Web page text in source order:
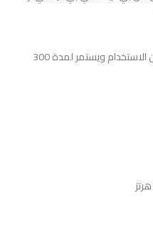
تصميم يوفر ما يصل إلى 30 ساعة من الاستخدام ويستمر لمدة 300